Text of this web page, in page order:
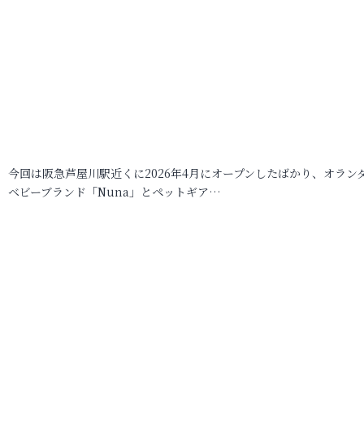
今回は阪急芦屋川駅近くに2026年4月にオープンしたばかり、オラン
ベビーブランド「Nuna」とペットギア…